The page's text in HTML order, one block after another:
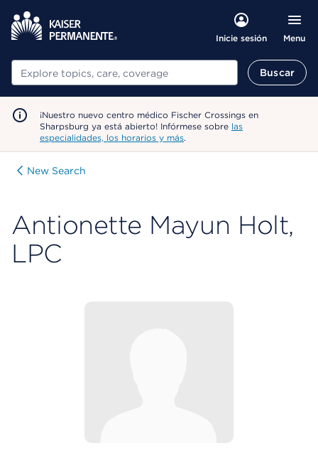
Inicie sesión Menu
Buscar Buscar
¡Nuestro nuevo centro médico Fischer Crossings en
Sharpsburg ya está abierto! Infórmese sobre las
especialidades, los horarios y más.
New Search
Antionette Mayun Holt,
LPC